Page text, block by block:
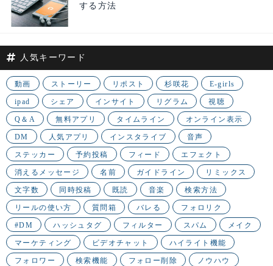
する方法
人気キーワード
動画 ストーリー リポスト 杉咲花 E-girls
ipad シェア インサイト リグラム 視聴
Q＆A 無料アプリ タイムライン オンライン表示
DM 人気アプリ インスタライブ 音声
ステッカー 予約投稿 フィード エフェクト
消えるメッセージ 名前 ガイドライン リミックス
文字数 同時投稿 既読 音楽 検索方法
リールの使い方 質問箱 バレる フォロリク
#DM ハッシュタグ フィルター スパム メイク
マーケティング ビデオチャット ハイライト機能
フォロワー 検索機能 フォロー削除 ノウハウ